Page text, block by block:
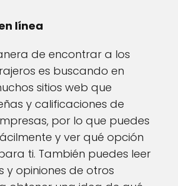
línea
de encontrar a los
es buscando en
sitios web que
y calificaciones de
por lo que puedes
y ver qué opción
ti. También puedes leer
y opiniones de otros